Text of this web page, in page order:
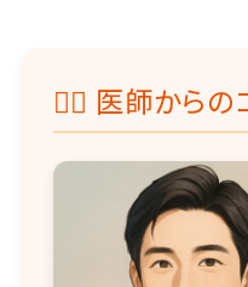
👨‍⚕️ 医師からの